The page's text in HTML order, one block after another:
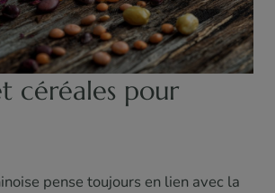
céréales pour
pense toujours en lien avec la